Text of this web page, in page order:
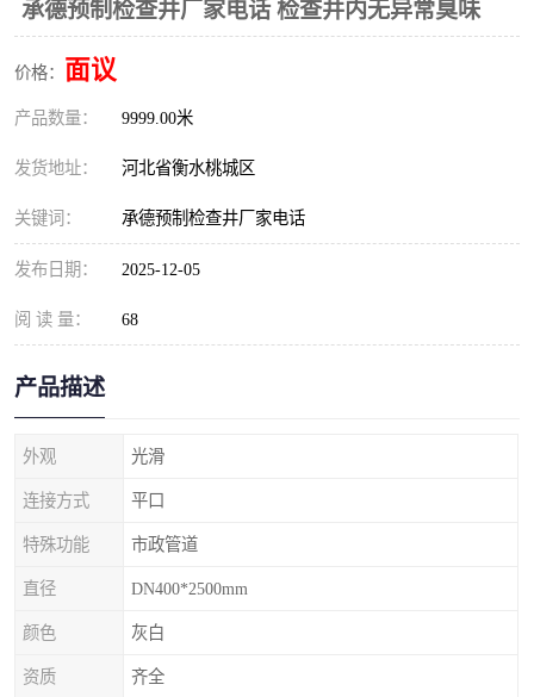
承德预制检查井厂家电话 检查井内无异常臭味
价格： 面议
产品数量： 9999.00米
发货地址： 河北省衡水桃城区
关键词： 承德预制检查井厂家电话
发布日期： 2025-12-05
阅 读 量： 68
产品描述
外观 光滑
连接方式 平口
特殊功能 市政管道
直径 DN400*2500mm
颜色 灰白
资质 齐全